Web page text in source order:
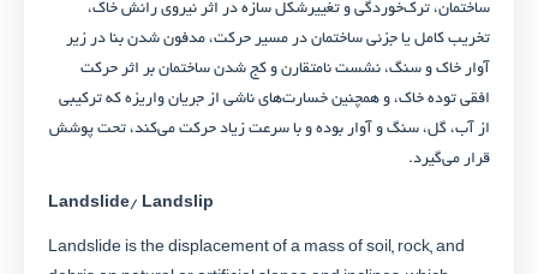
ساختمان، ترک‌خوردگی و تغییرشکل سازه در اثر نیروی رانش خاک،
تخریب کامل یا جزئی ساختمان در مسیر حرکت، مدفون شدن بنا در زیر
آوار خاک و سنگ، نشست نامتقارن و کج شدن ساختمان بر اثر حرکت
افقی توده خاک، و همچنین خسارت‌های ناشی از جریان واریزه که ترکیبی
از آب، گل، سنگ و آوار بوده و با سرعت زیاد حرکت می‌کند، تحت پوشش
قرار می‌گیرد.
Landslide/ Landslip
Landslide is the displacement of a mass of soil, rock, and